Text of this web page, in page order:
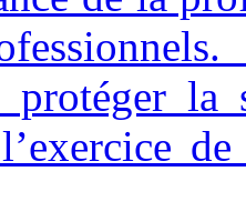
protéger la